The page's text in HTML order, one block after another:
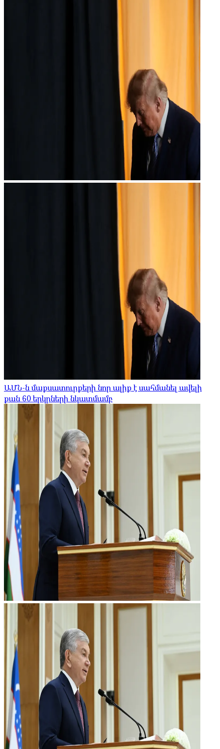
ԱՄՆ-ն մաքսատուրքերի նոր ալիք է սահմանել ավելի
քան 60 երկրների նկատմամբ